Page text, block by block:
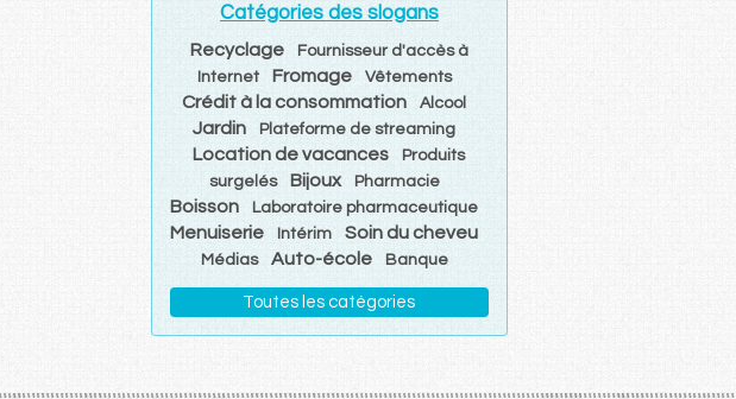
Catégories des slogans
Recyclage
Fournisseur d'accès à
Internet
Fromage Vêtements
Crédit à la consommation Alcool
Jardin Plateforme de streaming
Location de vacances
Produits
surgelés
Bijoux Pharmacie
Boisson Laboratoire pharmaceutique
Menuiserie Intérim Soin du cheveu
Médias Auto-école Banque
Toutes les catégories